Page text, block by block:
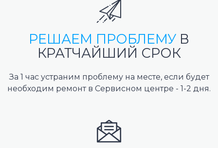
РЕШАЕМ ПРОБЛЕМУ В
КРАТЧАЙШИЙ СРОК
За 1 час устраним проблему на месте, если будет
необходим ремонт в Сервисном центре - 1-2 дня.